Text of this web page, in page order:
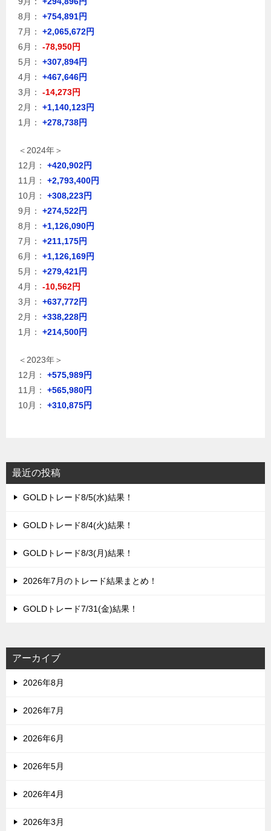
8月：
+754,891円
7月：
+2,065,672円
6月：
-78,950円
5月：
+307,894円
4月：
+467,646円
3月：
-14,273円
2月：
+1,140,123円
1月：
+278,738円
＜2024年＞
12月：
+420,902円
11月：
+2,793,400円
10月：
+308,223円
9月：
+274,522円
8月：
+1,126,090円
7月：
+211,175円
6月：
+1,126,169円
5月：
+279,421円
4月：
-10,562円
3月：
+637,772円
2月：
+338,228円
1月：
+214,500円
＜2023年＞
12月：
+575,989円
11月：
+565,980円
10月：
+310,875円
最近の投稿
GOLDトレード8/5(水)結果！
GOLDトレード8/4(火)結果！
GOLDトレード8/3(月)結果！
2026年7月のトレード結果まとめ！
GOLDトレード7/31(金)結果！
アーカイブ
2026年8月
2026年7月
2026年6月
2026年5月
2026年4月
2026年3月